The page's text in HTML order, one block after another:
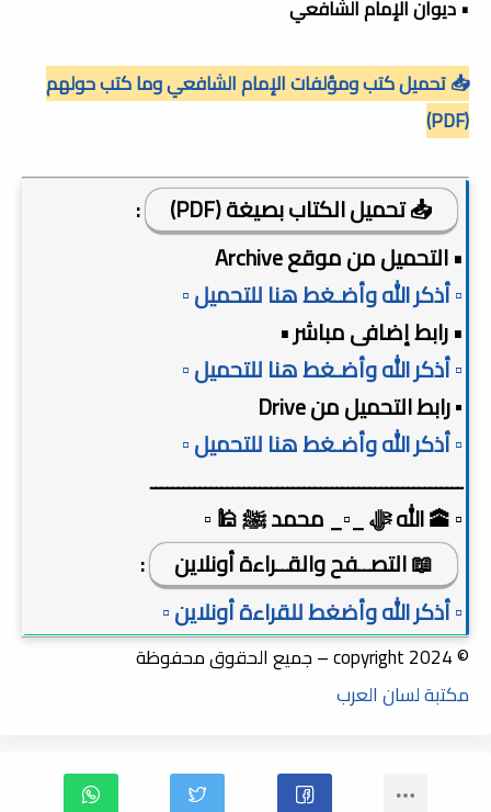
• ديوان الإمام الشافعي
📥 تحميل كتب ومؤلفات الإمام الشافعي وما كتب حولهم
(PDF)
📥 تحميل الكتاب بصيغة (PDF)
:
• التحميل من موقع Archive
▫️ أذكر الله وأضـغط هنا للتحميل ▫️
• رابط إضافى مباشر •
▫️ أذكر الله وأضـغط هنا للتحميل ▫️
▪️ رابط التحميل من Drive
▫️ أذكر الله وأضـغط هنا للتحميل ▫️
ـــــــــــــــــــــــــــــــــــــــــــــــــــــــــ
▫️ 🕋 الله ﷻ _▫️_ محمد ﷺ 🕌 ▫️
📖 التصــفح والقــراءة أونلاين
:
▫️ أذكر الله وأضغط للقراءة أونلاين ▫️
© copyright 2024 – جميع الحقوق محفوظة
مكتبة لسان العرب